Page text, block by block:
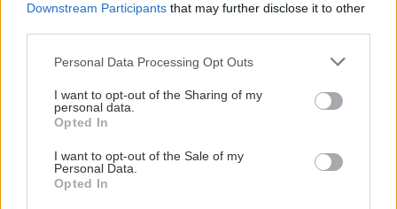
Downstream Participants that may further disclose it to other
Personal Data Processing Opt Outs
I want to opt-out of the Sharing of my
personal data.
Opted In
I want to opt-out of the Sale of my
Personal Data.
Opted In
Βινίσιους
Ντόρτμουντ: Επαφές με Γκενκ για την απόκτηση του
Καρέτσα
Ακολουθήστε το ekriti.gr στο Google News και
μάθετε πρώτοι όλες τις ειδήσεις για την Κρήτη